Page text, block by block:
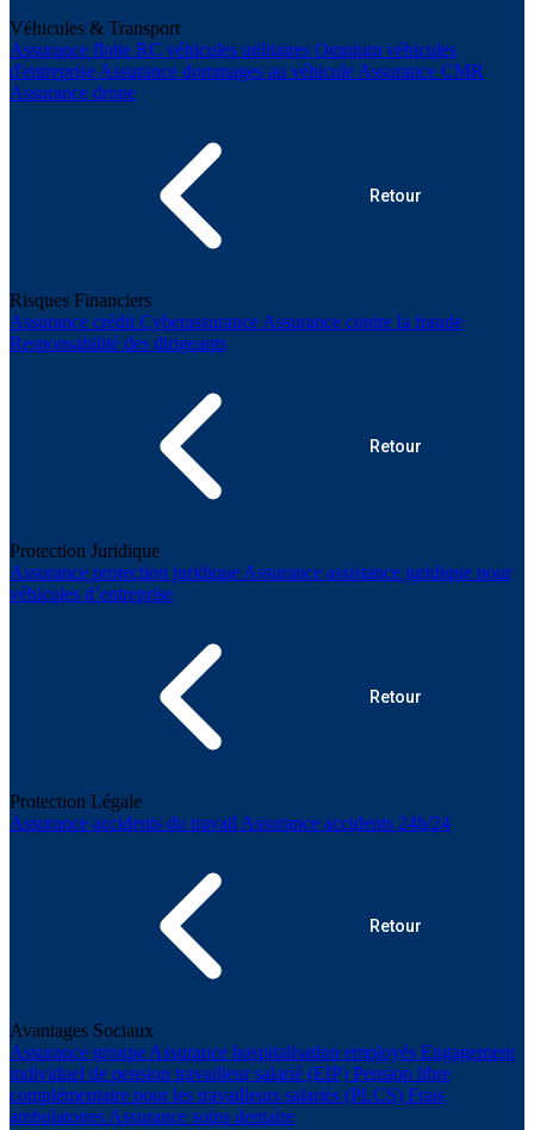
Véhicules & Transport
Assurance flotte RC véhicules utilitaires Omnium véhicules
d'entreprise Assurance dommages au véhicule Assurance CMR
Assurance drone
Retour
Risques Financiers
Assurance crédit Cyberassurance Assurance contre la fraude
Responsabilité des dirigeants
Retour
Protection Juridique
Assurance protection juridique Assurance assistance juridique pour
véhicules d’entreprise
Retour
Protection Légale
Assurance accidents du travail Assurance accidents 24h/24
Retour
Avantages Sociaux
Assurance groupe Assurance hospitalisation employés Engagement
individuel de pension travailleur salarié (EIP) Pension libre
complémentaire pour les travailleurs salariés (PLCS) Frais
ambulatoires Assurance soins dentaire